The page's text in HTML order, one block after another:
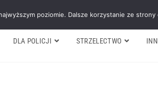
DLA POLICJI STRZELECTWO
poziomie. Dalsze korzystanie ze